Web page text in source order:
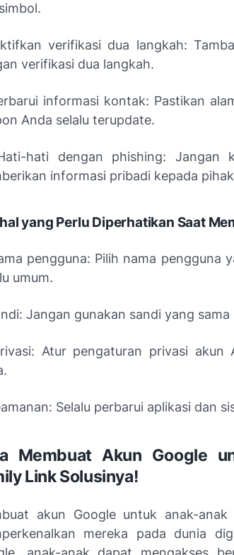
verifikasi dua langkah:
verifikasi dua langkah.
informasi kontak: Pastikan
Anda selalu terupdate.
hati dengan phishing: Jangan
informasi pribadi kepada
yang Perlu Diperhatikan Saat
pengguna: Pilih nama pengguna
umum.
Jangan gunakan sandi yang
Atur pengaturan privasi akun
Selalu perbarui aplikasi dan
Membuat Akun Google
Link Solusinya!
akun Google untuk anak-
mereka pada dunia